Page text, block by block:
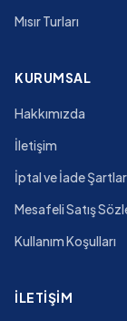
Mısır Turları
KURUMSAL
Hakkımızda
İletişim
İptal ve İade
Mesafeli Satış
Kullanım Koşulları
İLETIŞIM